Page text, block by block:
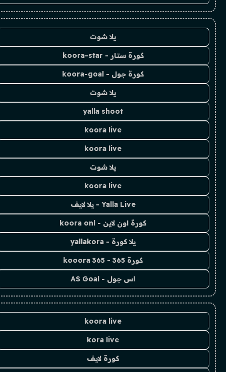
يلا شوت
كورة ستار - koora-star
كورة جول - koora-goal
يلا شوت
yalla shoot
koora live
koora live
يلا شوت
koora live
Yalla Live - يلا لايف
كورة اون لاين - koora onl
يلا كورة - yallakora
كورة 365 - kooora 365
اس جول - AS Goal
koora live
kora live
كورة لايف